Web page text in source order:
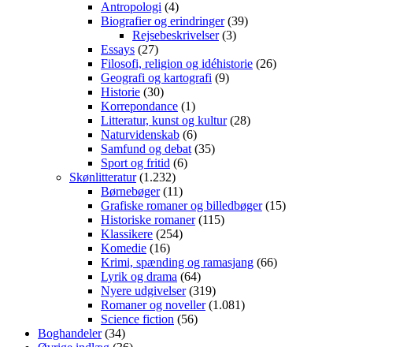
Antropologi (4)
Biografier og erindringer(39)
Rejsebeskrivelser(3)
Essays (27)
Filosofi, religion og idéhistorie (26)
Geografi og kartografi (9)
Historie (30)
Korrepondance (1)
Litteratur, kunst og kultur(28)
Naturvidenskab (6)
Samfund og debat (35)
Sport og fritid (6)
Skønlitteratur(1.232)
Børnebøger(11)
Grafiske romaner og billedbøger(15)
Historiske romaner(115)
Klassikere (254)
Komedie (16)
Krimi, spænding og ramasjang (66)
Lyrik og drama (64)
Nyere udgivelser(319)
Romaner og noveller(1.081)
Science fiction (56)
Boghandeler(34)